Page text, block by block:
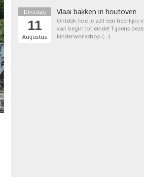
Dinsdag
11
Augustus
Vlaai bakken in houtoven
Ontdek hoe je zelf een heerlijke
van begin tot einde! Tijdens deze
kinderworkshop (…)